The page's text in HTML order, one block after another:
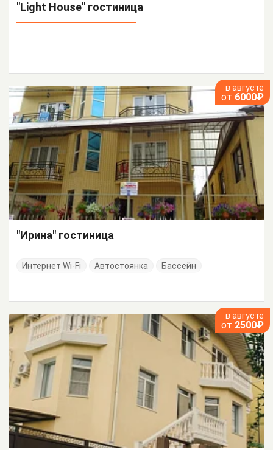
"Light House" гостиница
в августе
от 6000₽
"Ирина" гостиница
Интернет Wi-Fi Автостоянка Бассейн
в августе
от 2500₽